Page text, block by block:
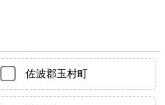
佐波郡玉村町